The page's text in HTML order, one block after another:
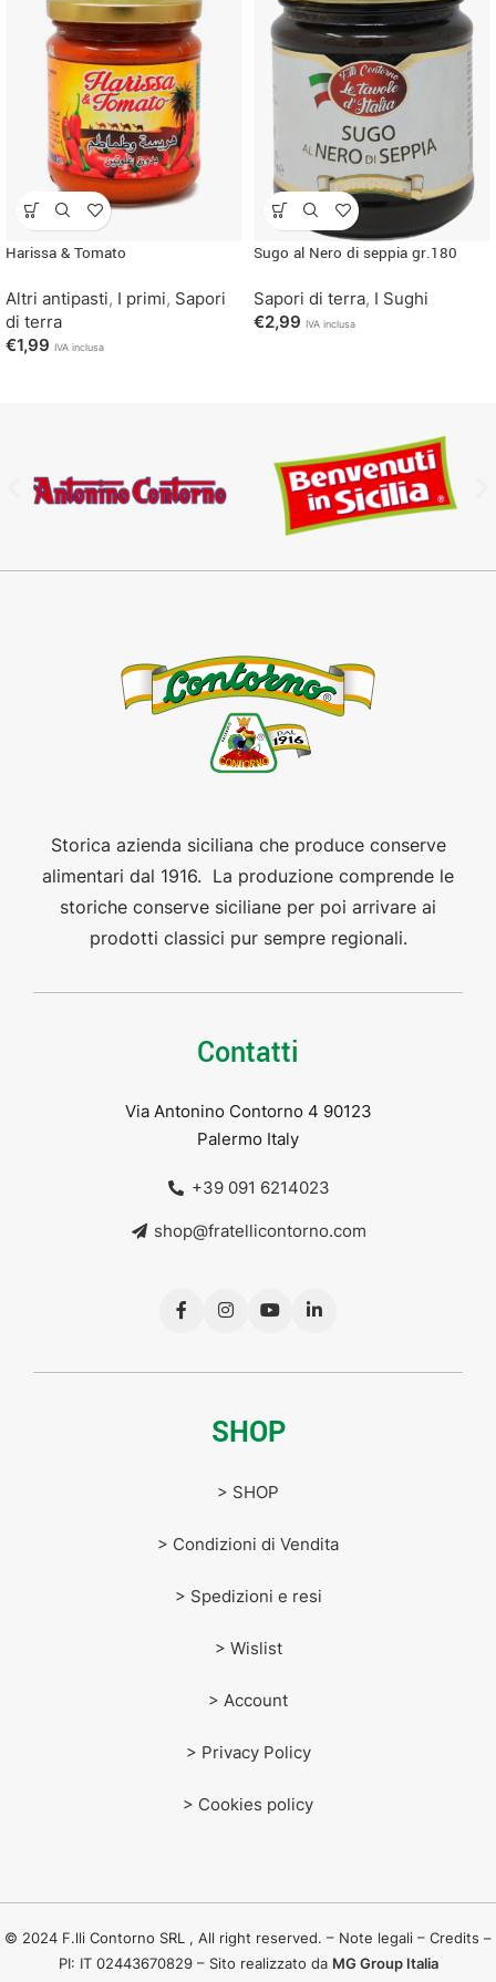
Harissa & Tomato
Altri antipasti, I primi, Sapori
di terra
€1,99 IVA inclusa
Sugo al Nero di seppia gr.180
Sapori di terra, I Sughi
€2,99 IVA inclusa
Storica azienda siciliana che produce conserve
alimentari dal 1916. La produzione comprende le
storiche conserve siciliane per poi arrivare ai
prodotti classici pur sempre regionali.
Contatti
Via Antonino Contorno 4 90123
Palermo Italy
+39 091 6214023
shop@fratellicontorno.com
SHOP
> SHOP
> Condizioni di Vendita
> Spedizioni e resi
> Wislist
> Account
> Privacy Policy
> Cookies policy
© 2024 F.lli Contorno SRL , All right reserved. – Note legali – Credits –
PI: IT 02443670829 – Sito realizzato da MG Group Italia